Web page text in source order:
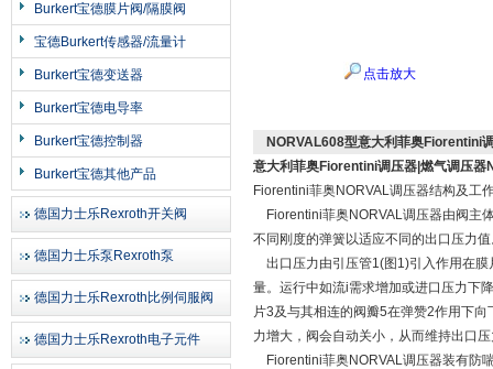
Burkert宝德膜片阀/隔膜阀
宝德Burkert传感器/流量计
Burkert宝德变送器
Burkert宝德电导率
Burkert宝德控制器
Burkert宝德其他产品
德国力士乐Rexroth开关阀
德国力士乐泵Rexroth泵
德国力士乐Rexroth比例伺服阀
德国力士乐Rexroth电子元件
点击放大
NORVAL608型意大利菲奥Fiorentini
意大利菲奥Fiorentini调压器|燃气调压器
Fiorentini菲奥NORVAL调压器结构及工
Fiorentini菲奥NORVAL调压器由阀主
不同刚度的弹簧以适应不同的出口压力
出口压力由引压管1(图1)引入作用在膜
量。运行中如流i需求增加或进口压力下
片3及与其相连的阀瓣5在弹赞2作用下
力增大，阀会自动关小，从而维持出口
Fiorentini菲奥NORVAL调压器装有防